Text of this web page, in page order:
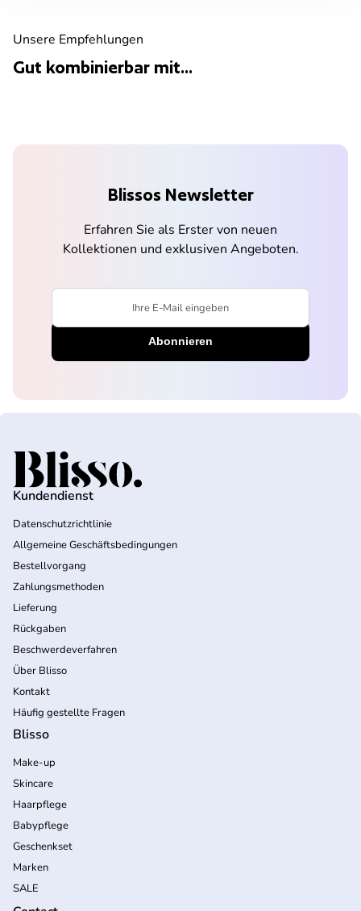
Unsere Empfehlungen
Gut kombinierbar mit...
Blissos Newsletter
Erfahren Sie als Erster von neuen
Kollektionen und exklusiven Angeboten.
Ihre E-Mail eingeben
Startseite
Kundendienst
Datenschutzrichtlinie
Allgemeine Geschäftsbedingungen
Bestellvorgang
Zahlungsmethoden
Lieferung
Rückgaben
Beschwerdeverfahren
Über Blisso
Kontakt
Häufig gestellte Fragen
Blisso
Make-up
Skincare
Haarpflege
Babypflege
Geschenkset
Marken
SALE